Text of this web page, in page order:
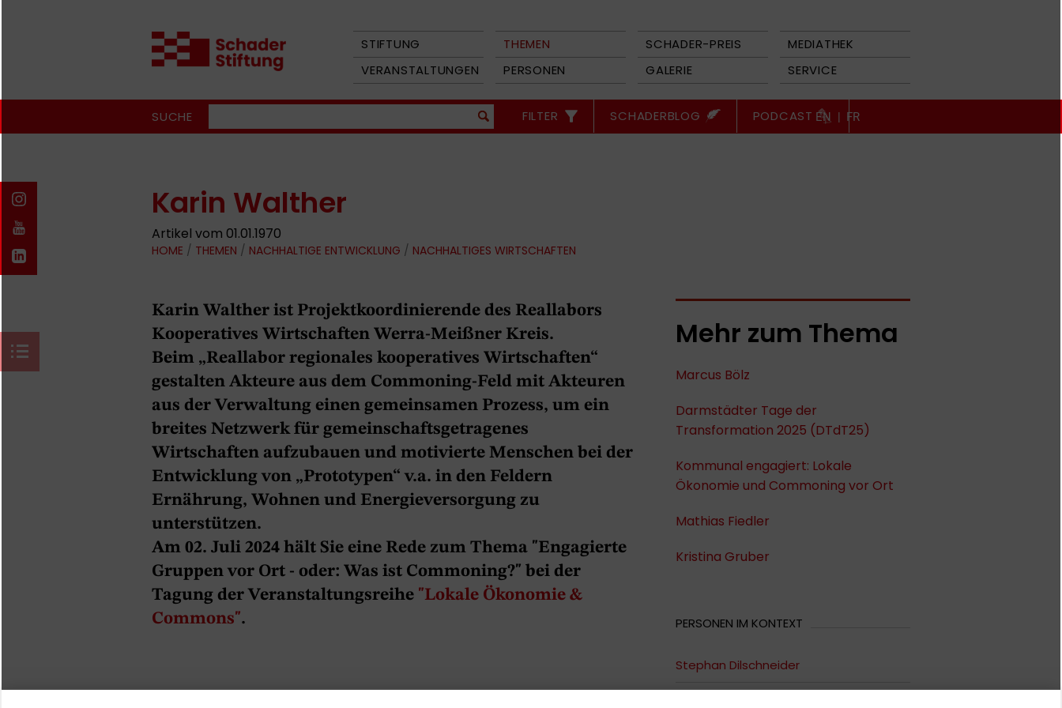
STIFTUNG THEMEN SCHADER-PREIS
MEDIATHEK
VERANSTALTUNGEN
PERSONEN GALERIE SERVICE
SUCHE FILTER SCHADERBLOG PODCAST EN | FR
Karin Walther
Artikel vom 01.01.1970
HOME / THEMEN / NACHHALTIGE ENTWICKLUNG / NACHHALTIGES WIRTSCHAFTEN
Karin Walther ist Projektkoordinierende des Reallabors
Kooperatives Wirtschaften Werra-Meißner Kreis.
Beim „Reallabor regionales kooperatives Wirtschaften“
gestalten Akteure aus dem Commoning-Feld mit Akteuren
aus der Verwaltung einen gemeinsamen Prozess, um ein
breites Netzwerk für gemeinschaftsgetragenes
Wirtschaften aufzubauen und motivierte Menschen bei der
Entwicklung von „Prototypen“ v.a. in den Feldern
Ernährung, Wohnen und Energieversorgung zu
unterstützen.
Am 02. Juli 2024 hält Sie eine Rede zum Thema "Engagierte
Gruppen vor Ort - oder: Was ist Commoning?" bei der
Tagung der Veranstaltungsreihe "Lokale Ökonomie &
Commons".
Mehr zum Thema
Marcus Bölz
Darmstädter Tage der
Transformation 2025 (DTdT25)
Kommunal engagiert: Lokale
Ökonomie und Commoning vor Ort
Mathias Fiedler
Kristina Gruber
PERSONEN IM KONTEXT
Stephan Dilschneider